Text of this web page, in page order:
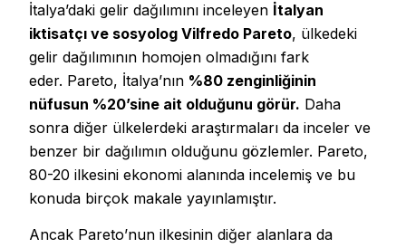
İtalya’daki gelir dağılımını inceleyen İtalyan
iktisatçı ve sosyolog Vilfredo Pareto, ülkedeki
gelir dağılımının homojen olmadığını fark
eder. Pareto, İtalya’nın %80 zenginliğinin
nüfusun %20’sine ait olduğunu görür. Daha
sonra diğer ülkelerdeki araştırmaları da inceler ve
benzer bir dağılımın olduğunu gözlemler. Pareto,
80-20 ilkesini ekonomi alanında incelemiş ve bu
konuda birçok makale yayınlamıştır.
Ancak Pareto’nun ilkesinin diğer alanlara da